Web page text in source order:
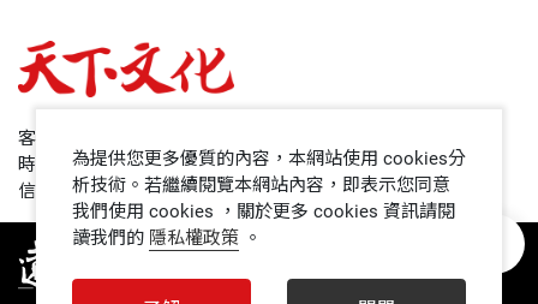
哈佛商業評論
領導影響力學院
1號課堂
客服專線：+886 2 2662-0012
時間：週一~週五9:00~12:30;13:30~17:00
信箱：service@cwgv.com.tw
為提供您更多優質的內容，本網站使用 cookies分
析技術。若繼續閱覽本網站內容，即表示您同意
我們使用 cookies ，關於更多 cookies 資訊請閱
讀我們的 隱私權政策 。